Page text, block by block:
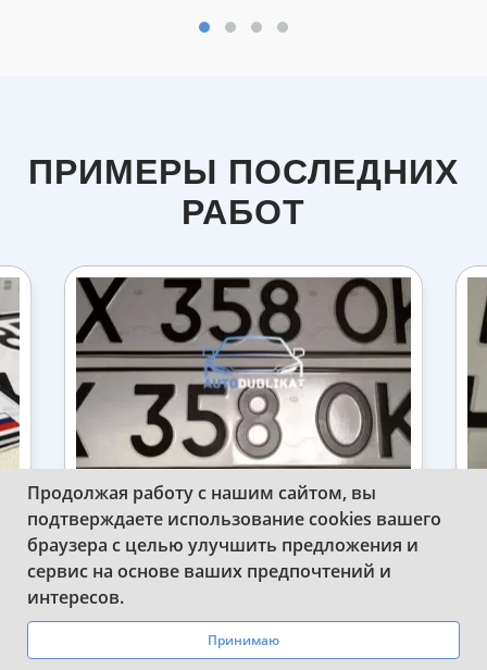
ПРИМЕРЫ ПОСЛЕДНИХ
РАБОТ
ИЗГОТОВИЛИ ДУБЛИКАТ
СОВЕТСКОГО НОМЕРА НА МАШИНУ
Продолжая работу с нашим сайтом, вы
подтверждаете использование cookies вашего
браузера с целью улучшить предложения и
сервис на основе ваших предпочтений и
интересов.
Принимаю
WhatsApp